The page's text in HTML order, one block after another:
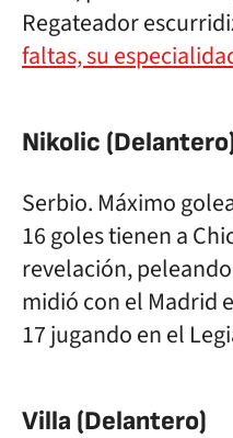
Regateador
faltas, su
Nikolic
Serbio. Máximo
16 goles tienen a
revelación,
midió con el Madrid
17 jugando en el
Villa (Delantero)